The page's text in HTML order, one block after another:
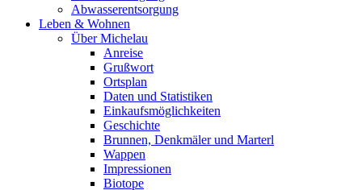
Abwasserentsorgung
Leben & Wohnen
Über Michelau
Anreise
Grußwort
Ortsplan
Daten und Statistiken
Einkaufsmöglichkeiten
Geschichte
Brunnen, Denkmäler und Marterl
Wappen
Impressionen
Biotope